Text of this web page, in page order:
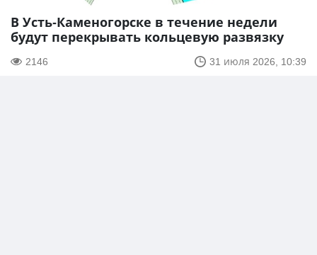
В Усть-Каменогорске в течение недели
будут перекрывать кольцевую развязку
2146 31 июля 2026, 10:39